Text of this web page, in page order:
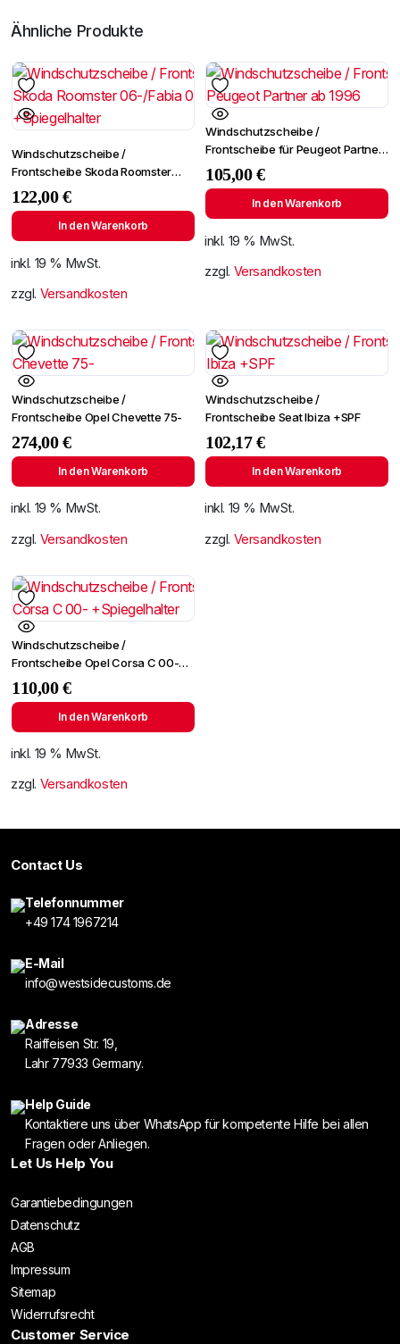
Ähnliche Produkte
Windschutzscheibe /
Frontscheibe Skoda Roomster
06-/Fabia 07- +Spiegelhalter
122,00€
In den Warenkorb
inkl. 19 % MwSt.
zzgl. Versandkosten
Windschutzscheibe /
Frontscheibe für Peugeot Partner
ab 1996
105,00€
In den Warenkorb
inkl. 19 % MwSt.
zzgl. Versandkosten
Windschutzscheibe /
Frontscheibe Opel Chevette 75-
274,00€
In den Warenkorb
inkl. 19 % MwSt.
zzgl. Versandkosten
Windschutzscheibe /
Frontscheibe Seat Ibiza +SPF
102,17€
In den Warenkorb
inkl. 19 % MwSt.
zzgl. Versandkosten
Windschutzscheibe /
Frontscheibe Opel Corsa C 00-
+Spiegelhalter
110,00€
In den Warenkorb
inkl. 19 % MwSt.
zzgl. Versandkosten
Contact Us
Telefonnummer
+49 174 1967214
E-Mail
info@westsidecustoms.de
Adresse
Raiffeisen Str. 19,
Lahr 77933 Germany.
Help Guide
Kontaktiere uns über WhatsApp für kompetente Hilfe bei allen
Fragen oder Anliegen.
Let Us Help You
Garantiebedingungen
Datenschutz
AGB
Impressum
Sitemap
Widerrufsrecht
Customer Service